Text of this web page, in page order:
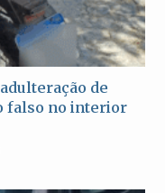
de
falso no interior